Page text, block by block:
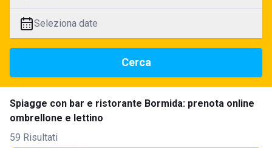
Seleziona date
Cerca
Spiagge con bar e ristorante Bormida: prenota online
ombrellone e lettino
59 Risultati